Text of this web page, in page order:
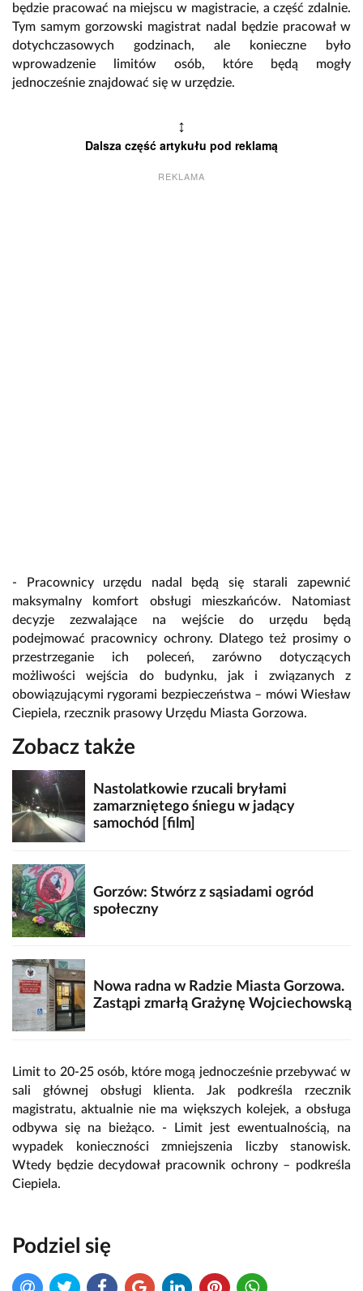
będzie pracować na miejscu w magistracie, a część zdalnie.
Tym samym gorzowski magistrat nadal będzie pracował w
dotychczasowych godzinach, ale konieczne było
wprowadzenie limitów osób, które będą mogły
jednocześnie znajdować się w urzędzie.
↕
Dalsza część artykułu pod reklamą
REKLAMA
- Pracownicy urzędu nadal będą się starali zapewnić
maksymalny komfort obsługi mieszkańców. Natomiast
decyzje zezwalające na wejście do urzędu będą
podejmować pracownicy ochrony. Dlatego też prosimy o
przestrzeganie ich poleceń, zarówno dotyczących
możliwości wejścia do budynku, jak i związanych z
obowiązującymi rygorami bezpieczeństwa – mówi Wiesław
Ciepiela, rzecznik prasowy Urzędu Miasta Gorzowa.
Zobacz także
Nastolatkowie rzucali bryłami
zamarzniętego śniegu w jadący
samochód [film]
Gorzów: Stwórz z sąsiadami ogród
społeczny
Nowa radna w Radzie Miasta Gorzowa.
Zastąpi zmarłą Grażynę Wojciechowską
Limit to 20-25 osób, które mogą jednocześnie przebywać w
sali głównej obsługi klienta. Jak podkreśla rzecznik
magistratu, aktualnie nie ma większych kolejek, a obsługa
odbywa się na bieżąco. - Limit jest ewentualnością, na
wypadek konieczności zmniejszenia liczby stanowisk.
Wtedy będzie decydował pracownik ochrony – podkreśla
Ciepiela.
Podziel się